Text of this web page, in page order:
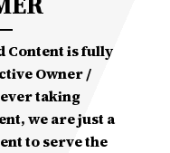
Content is fully
Owner /
taking
we are just a
to serve the